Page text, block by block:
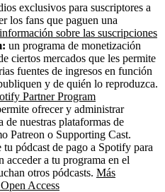
exclusivos para suscriptores a
los fans que paguen una
sobre las suscripciones
un programa de monetización
ciertos mercados que les permite
fuentes de ingresos en función
y de quién lo reproduzca.
Partner Program
ofrecer y administrar
de nuestras plataformas de
Patreon o Supporting Cast.
pódcast de pago a Spotify para
acceder a tu programa en el
otros pódcasts. Más
Access